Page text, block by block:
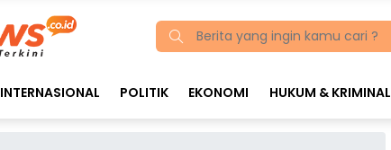
INTERNASIONAL POLITIK EKONOMI HUKUM & KRIMINAL